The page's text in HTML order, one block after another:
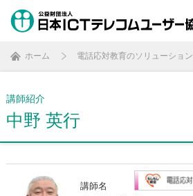
ホーム 電話応対教育のソリューション
講師紹介
中野 英行
講師名